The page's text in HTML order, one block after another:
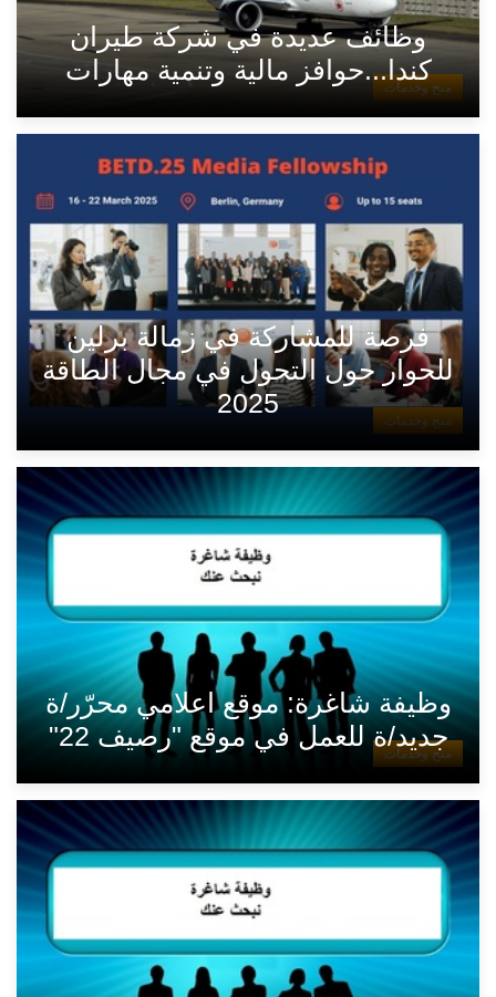
منح وخدمات
وظائف عديدة في شركة طيران
كندا...حوافز مالية وتنمية مهارات
منح وخدمات
فرصة للمشاركة في زمالة برلين
للحوار حول التحول في مجال الطاقة
2025
منح وخدمات
وظيفة شاغرة: موقع اعلامي محرّر/ة
جديد/ة للعمل في موقع "رصيف 22"